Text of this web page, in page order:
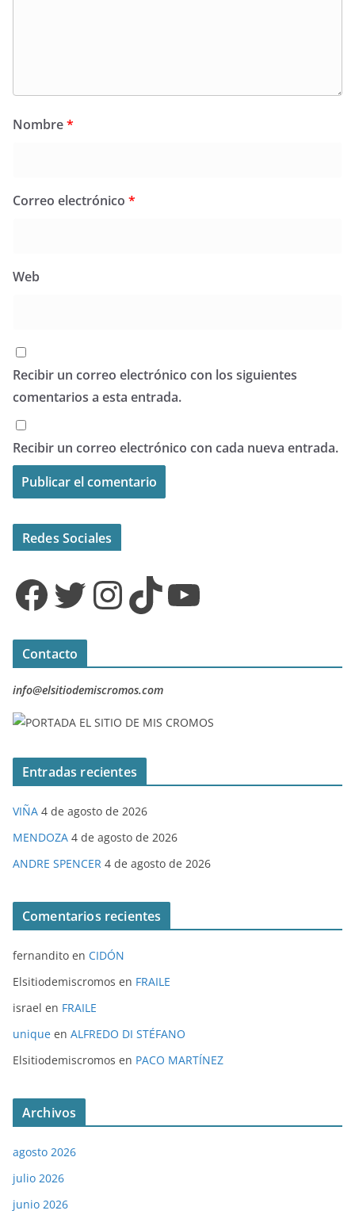
Nombre*
Correo electrónico *
Web
Recibir un correo electrónico con los siguientes
comentarios a esta entrada.
Recibir un correo electrónico con cada nueva entrada.
Redes Sociales
Facebook Twitter InstagramTikTok YouTube
Contacto
info@elsitiodemiscromos.com
Entradas recientes
VIÑA 4 de agosto de 2026
MENDOZA 4 de agosto de 2026
ANDRE SPENCER 4 de agosto de 2026
Comentarios recientes
fernandito en CIDÓN
Elsitiodemiscromos en FRAILE
israel en FRAILE
unique en ALFREDO DI STÉFANO
Elsitiodemiscromos en PACO MARTÍNEZ
Archivos
agosto 2026
julio 2026
junio 2026